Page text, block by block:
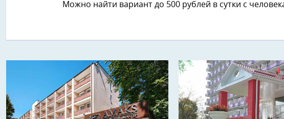
Можно найти вариант до 500 рублей в сутки с